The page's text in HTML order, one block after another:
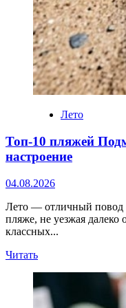
Лето
Топ‑10 пляжей
настроение
04.08.2026
Лето — отличный повод
пляже, не уезжая
классных...
ЧитатьПрочитать
Топ‑10
пляжей